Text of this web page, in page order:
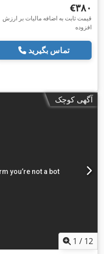
‎€۳۸۰
قیمت ثابت به اضافه مالیات بر ارزش
افزوده
تماس بگیرید
آگهی کوچک
1 / 12